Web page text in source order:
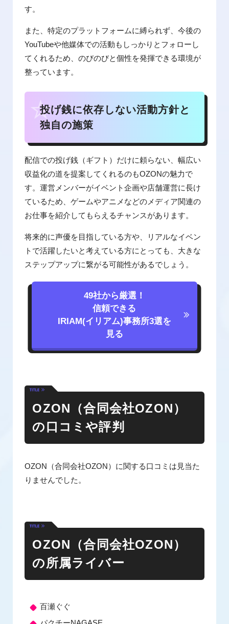
す。
また、特定のプラットフォームに縛られず、今後の
YouTubeや他媒体での活動もしっかりとフォローし
てくれるため、のびのびと個性を発揮できる環境が
整っています。
投げ銭に依存しない活動方針と
独自の施策
配信での投げ銭（ギフト）だけに頼らない、幅広い
収益化の道を提案してくれるのもOZONの魅力で
す。運営メンバーがイベント企画や店舗運営に長け
ているため、ゲームやアニメなどのメディア関連の
お仕事を紹介してもらえるチャンスがあります。
将来的に声優を目指している方や、リアルなイベン
トで活躍したいと考えている方にとっても、大きな
ステップアップに繋がる可能性があるでしょう。
49社から厳選！
信頼できる
IRIAM(イリアム)事務所3選を
見る
OZON（合同会社OZON）
の口コミや評判
OZON（合同会社OZON）に関する口コミは見当た
りませんでした。
OZON（合同会社OZON）
の所属ライバー
百瀬ぐぐ